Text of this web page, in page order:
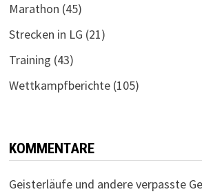
Marathon (45)
Strecken in LG (21)
Training (43)
Wettkampfberichte(105)
KOMMENTARE
Geisterläufe und andere verpasste